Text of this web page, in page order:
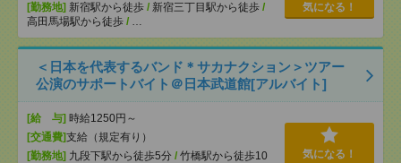
[勤務地] 新宿駅から徒歩 / 新宿三丁目駅から徒歩 /
高田馬場駅から徒歩 / …
気になる！
＜日本を代表するバンド＊サカナクション＞ツアー
公演のサポートバイト＠日本武道館[アルバイト]
[給 与] 時給1250円～
[交通費]支給（規定有り）
[勤務地] 九段下駅から徒歩5分 / 竹橋駅から徒歩10
気になる！